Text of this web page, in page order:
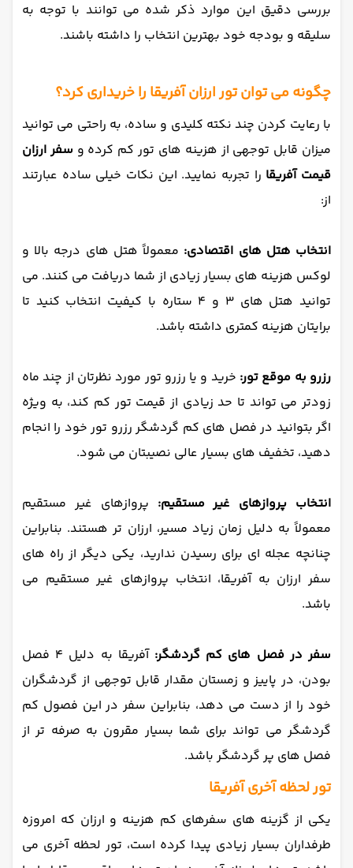
بررسی دقیق این موارد ذکر شده می توانند با توجه به
سلیقه و بودجه خود بهترین انتخاب را داشته باشند.
چگونه می توان تور ارزان آفریقا را خریداری کرد؟
با رعایت کردن چند نکته کلیدی و ساده، به راحتی می توانید
میزان قابل توجهی از هزینه های تور کم کرده و سفر ارزان
قیمت آفریقا را تجربه نمایید. این نکات خیلی ساده عبارتند
از:
انتخاب هتل های اقتصادی: معمولاً هتل های درجه بالا و
لوکس هزینه های بسیار زیادی از شما دریافت می کنند. می
توانید هتل های 3 و 4 ستاره با کیفیت انتخاب کنید تا
برایتان هزینه کمتری داشته باشد.
رزرو به موقع تور: خرید و یا رزرو تور مورد نظرتان از چند ماه
زودتر می تواند تا حد زیادی از قیمت تور کم کند، به ویژه
اگر بتوانید در فصل های کم گردشگر رزرو تور خود را انجام
دهید، تخفیف های بسیار عالی نصیبتان می شود.
انتخاب پروازهای غیر مستقیم: پروازهای غیر مستقیم
معمولاً به دلیل زمان زیاد مسیر، ارزان تر هستند. بنابراین
چنانچه عجله ای برای رسیدن ندارید، یکی دیگر از راه های
سفر ارزان به آفریقا، انتخاب پروازهای غیر مستقیم می
باشد.
سفر در فصل های کم گردشگر:
آفریقا به دلیل 4 فصل
بودن، در پاییز و زمستان مقدار قابل توجهی از گردشگران
خود را از دست می دهد، بنابراین سفر در این فصول کم
گردشگر می تواند برای شما بسیار مقرون به صرفه تر از
فصل های پر گردشگر باشد.
تور لحظه آخری آفریقا
یکی از گزینه های سفرهای کم هزینه و ارزان که امروزه
طرفداران بسیار زیادی پیدا کرده است، تور لحظه آخری می